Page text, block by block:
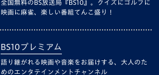
全国無料のBS放送局『BS10』。クイズにゴルフに
映画に麻雀、楽しい番組てんこ盛り！
BS10プレミアム
語り継がれる映画や音楽をお届けする、大人のた
めのエンタテインメントチャンネル